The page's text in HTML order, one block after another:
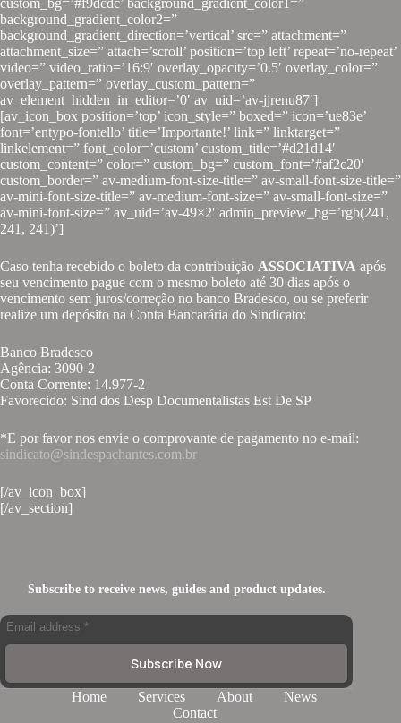
background_gradient_color2=”
background_gradient_direction=’vertical’ src=” attachment=”
attachment_size=” attach=’scroll’ position=’top left’ repeat=’no-repeat’
video=” video_ratio=’16:9′ overlay_opacity=’0.5′ overlay_color=”
overlay_pattern=” overlay_custom_pattern=”
av_element_hidden_in_editor=’0′ av_uid=’av-jjrenu87′]
[av_icon_box position=’top’ icon_style=” boxed=” icon=’ue83e’
font=’entypo-fontello’ title=’Importante!’ link=” linktarget=”
linkelement=” font_color=’custom’ custom_title=’#d21d14′
custom_content=” color=” custom_bg=” custom_font=’#af2c20′
custom_border=” av-medium-font-size-title=” av-small-font-size-title=”
av-mini-font-size-title=” av-medium-font-size=” av-small-font-size=”
av-mini-font-size=” av_uid=’av-49×2′ admin_preview_bg=’rgb(241,
241, 241)’]
Caso tenha recebido o boleto da contribuição ASSOCIATIVA após
seu vencimento pague com o mesmo boleto até 30 dias após o
vencimento sem juros/correção no banco Bradesco, ou se preferir
realize um depósito na Conta Bancarária do Sindicato:
Banco Bradesco
Agência: 3090-2
Conta Corrente: 14.977-2
Favorecido: Sind dos Desp Documentalistas Est De SP
*E por favor nos envie o comprovante de pagamento no e-mail:
sindicato@sindespachantes.com.br
[/av_icon_box]
[/av_section]
Subscribe to receive news, guides and product updates.
Subscribe Now
Home Services About
News
Contact